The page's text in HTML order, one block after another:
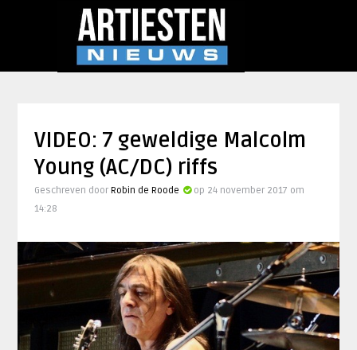
VIDEO: 7 geweldige Malcolm
Young (AC/DC) riffs
Geschreven door Robin de Roode
op 24 november 2017 om
14:28